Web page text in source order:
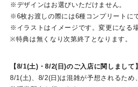
※デザインはお選びいただけません。
※6枚お渡しの際には6種コンプリートに
※イラストはイメージです。変更になる
※特典は無くなり次第終了となります。
【8/1(土)・8/2(日)のご入店に関しまして】
8/1(土)、8/2(日)は混雑が予想されるため